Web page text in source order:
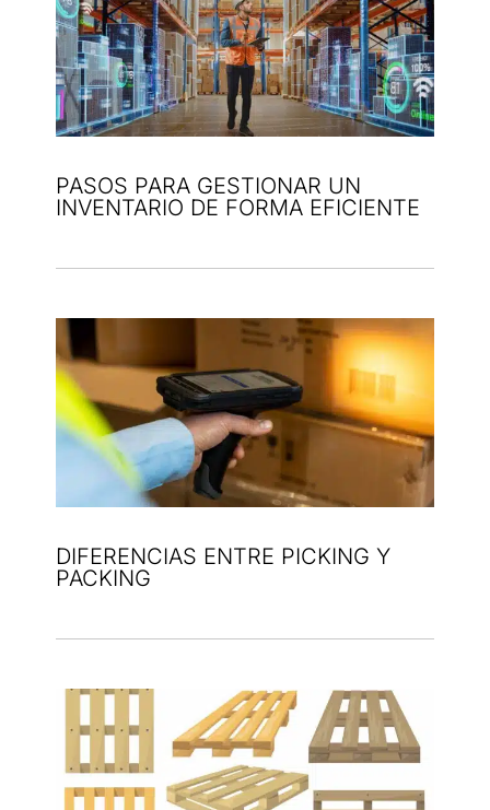
PASOS PARA GESTIONAR UN
INVENTARIO DE FORMA EFICIENTE
DIFERENCIAS ENTRE PICKING Y
PACKING